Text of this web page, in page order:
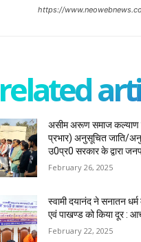
https://
related
असीम अरूण समाज कल्याण
प्रभार) अनुसूचित जाति/
उ0प्र0 सरकार के द्वारा
February 26, 2025
स्वामी दयानंद ने सनातन
एवं पाखण्ड को किया दूर :
February 22, 2025